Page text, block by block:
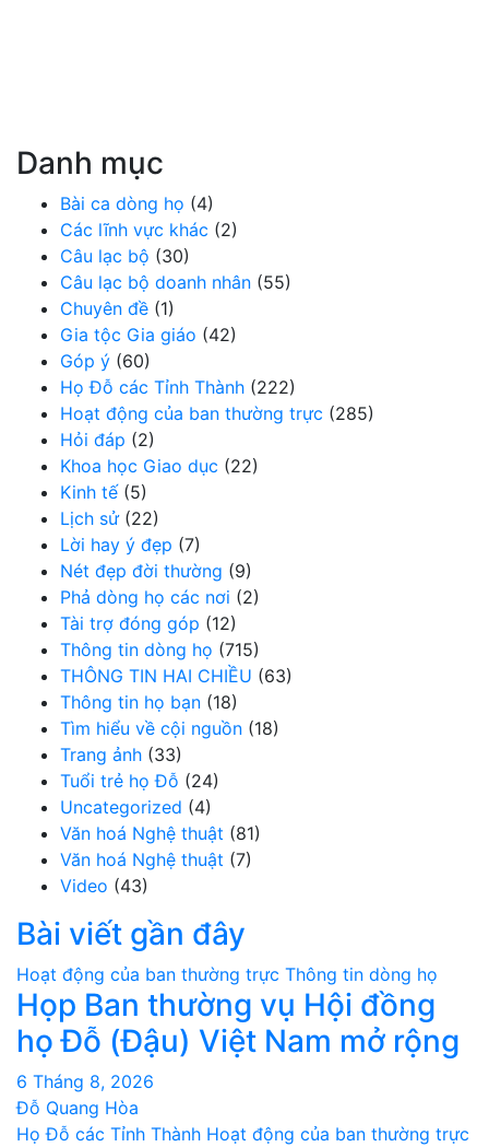
Danh mục
Bài ca dòng họ (4)
Các lĩnh vực khác (2)
Câu lạc bộ (30)
Câu lạc bộ doanh nhân (55)
Chuyên đề (1)
Gia tộc Gia giáo (42)
Góp ý (60)
Họ Đỗ các Tỉnh Thành (222)
Hoạt động của ban thường trực (285)
Hỏi đáp (2)
Khoa học Giao dục (22)
Kinh tế(5)
Lịch sử(22)
Lời hay ý đẹp (7)
Nét đẹp đời thường (9)
Phả dòng họ các nơi (2)
Tài trợ đóng góp (12)
Thông tin dòng họ (715)
THÔNG TIN HAI CHIỀU (63)
Thông tin họ bạn (18)
Tìm hiểu về cội nguồn (18)
Trang ảnh (33)
Tuổi trẻ họ Đỗ (24)
Uncategorized (4)
Văn hoá Nghệ thuật (81)
Văn hoá Nghệ thuật (7)
Video (43)
Bài viết gần đây
Hoạt động của ban thường trực Thông tin dòng họ
Họp Ban thường vụ Hội đồng
họ Đỗ (Đậu) Việt Nam mở rộng
6 Tháng 8, 2026
Đỗ Quang Hòa
Họ Đỗ các Tỉnh Thành Hoạt động của ban thường trực